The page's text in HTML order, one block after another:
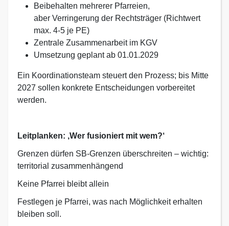
Beibehalten mehrerer Pfarreien,
aber Verringerung der Rechtsträger (Richtwert
max. 4-5 je PE)
Zentrale Zusammenarbeit im KGV
Umsetzung geplant ab 01.01.2029
Ein Koordinationsteam steuert den Prozess; bis Mitte
2027 sollen konkrete Entscheidungen vorbereitet
werden.
Leitplanken: ‚Wer fusioniert mit wem?‘
Grenzen dürfen SB-Grenzen überschreiten – wichtig:
territorial zusammenhängend
Keine Pfarrei bleibt allein
Festlegen je Pfarrei, was nach Möglichkeit erhalten
bleiben soll.